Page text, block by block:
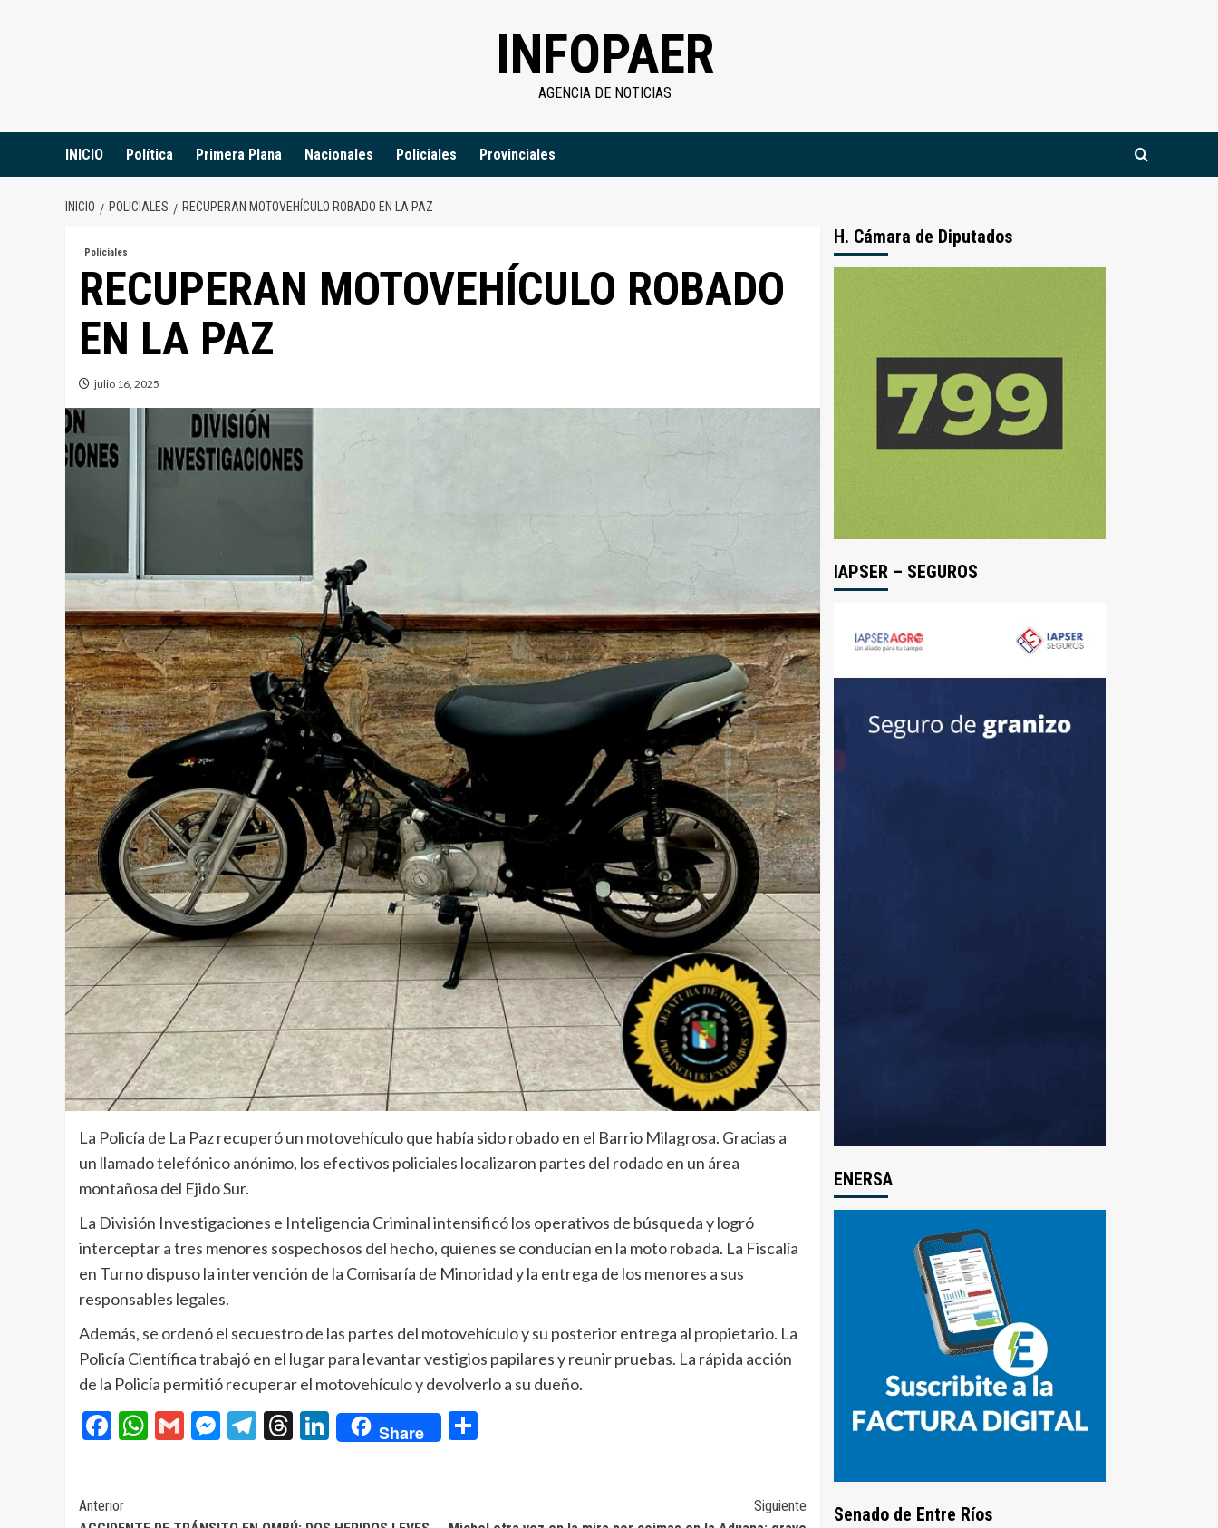
INFOPAER
AGENCIA DE NOTICIAS
INICIO Política Primera Plana Nacionales Policiales Provinciales
INICIO POLICIALES RECUPERAN MOTOVEHÍCULO ROBADO EN LA PAZ
Policiales
RECUPERAN MOTOVEHÍCULO ROBADO
EN LA PAZ
julio 16, 2025
La Policía de La Paz recuperó un motovehículo que había sido robado en el Barrio Milagrosa. Gracias a
un llamado telefónico anónimo, los efectivos policiales localizaron partes del rodado en un área
montañosa del Ejido Sur.
La División Investigaciones e Inteligencia Criminal intensificó los operativos de búsqueda y logró
interceptar a tres menores sospechosos del hecho, quienes se conducían en la moto robada. La Fiscalía
en Turno dispuso la intervención de la Comisaría de Minoridad y la entrega de los menores a sus
responsables legales.
Además, se ordenó el secuestro de las partes del motovehículo y su posterior entrega al propietario. La
Policía Científica trabajó en el lugar para levantar vestigios papilares y reunir pruebas. La rápida acción
de la Policía permitió recuperar el motovehículo y devolverlo a su dueño.
Facebook
WhatsApp
GmailMessenger
Telegram
Threads
LinkedIn
Share
Navegación
Anterior
Siguiente
H. Cámara de Diputados
IAPSER – SEGUROS
ENERSA
Senado de Entre Ríos